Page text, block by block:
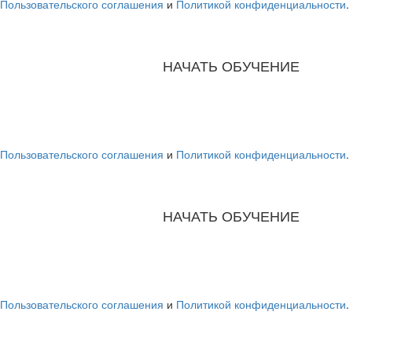
Пользовательского соглашения и Политикой конфиденциальности.
НАЧАТЬ ОБУЧЕНИЕ
Пользовательского соглашения и Политикой конфиденциальности.
НАЧАТЬ ОБУЧЕНИЕ
Пользовательского соглашения и Политикой конфиденциальности.